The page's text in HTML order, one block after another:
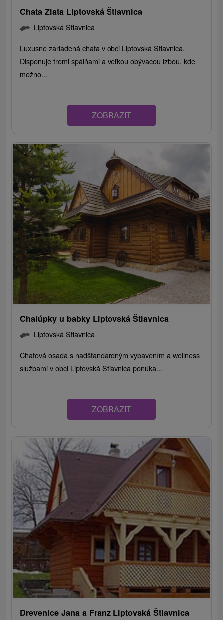
Chata Zlata Liptovská Štiavnica
Liptovská Štiavnica
Luxusne zariadená chata v obci Liptovská Štiavnica.
Disponuje tromi spálňami a veľkou obývacou izbou, kde
možno...
ZOBRAZIT
Chalúpky u babky Liptovská Štiavnica
Liptovská Štiavnica
Chatová osada s nadštandardným vybavením a wellness
službami v obci Liptovská Štiavnica ponúka...
ZOBRAZIT
Drevenice Jana a Franz Liptovská Štiavnica